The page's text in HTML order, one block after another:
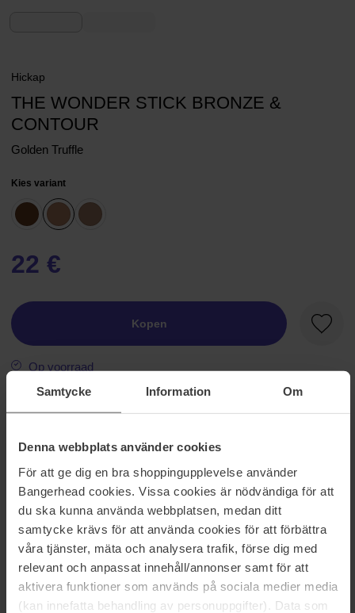
Samtycke Information Om
Denna webbplats använder cookies
För att ge dig en bra shoppingupplevelse använder
Bangerhead cookies. Vissa cookies är nödvändiga för att
du ska kunna använda webbplatsen, medan ditt
samtycke krävs för att använda cookies för att förbättra
våra tjänster, mäta och analysera trafik, förse dig med
relevant och anpassat innehåll/annonser samt för att
aktivera funktioner som används på sociala medier media
(kan innefatta behandling av personuppgifter). Data som
Hickap
THE WONDER STICK BRONZE &
CONTOUR
Golden Truffle
Kies variant
22 €
Kopen
Op voorraad
Informatie
Een fluweelzachte multi-stick die je zowel als bronzer als
Veeg het onder je jukbeenderen, kaaklijn of sleutelbeenderen voor
directe definitie of gebruik het als een crèmige oogschaduw om je
ogen te accentueren. De opbouwbare formule zorgt voor een
duurzaam en impactvol resultaat dat de hele dag blijft zitten.
Maat: 8 g
Artikelnummer: 116961